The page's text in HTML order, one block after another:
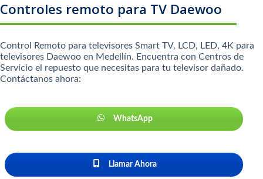
Controles remoto para TV Daewoo
Control Remoto para televisores Smart TV, LCD, LED, 4K para
televisores Daewoo en Medellín. Encuentra con Centros de
Servicio el repuesto que necesitas para tu televisor dañado.
Contáctanos ahora:
WhatsApp
Llamar Ahora